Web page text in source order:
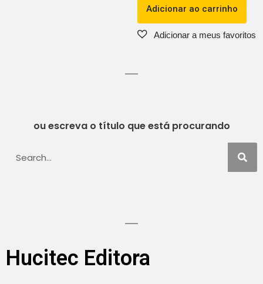
Adicionar ao carrinho
ou escreva o título que está procurando
Hucitec Editora